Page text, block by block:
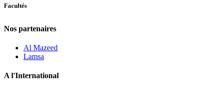
Facultés
Nos partenaires
Al Mazeed
Lamsa
A l'International